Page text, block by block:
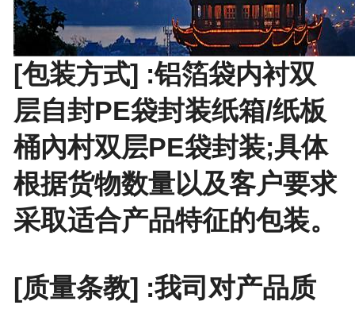
[包装方式] :铝箔袋内衬双
层自封PE袋封装纸箱/纸板
桶內村双层PE袋封装;具体
根据货物数量以及客户要求
采取适合产品特征的包装。
[质量条教] :我司对产品质